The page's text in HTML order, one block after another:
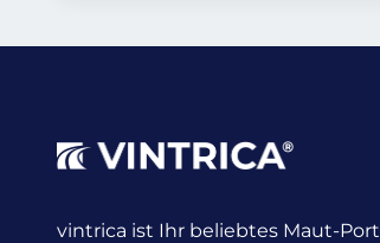
vintrica ist Ihr beliebtes Maut-